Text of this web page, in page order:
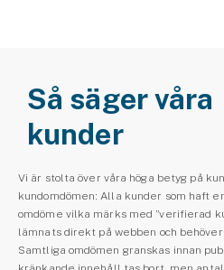
Så säger våra
kunder
Vi är stolta över våra höga betyg på
kundomdömen: Alla kunder som haft
omdöme vilka märks med ”verifierad
lämnats direkt på webben och
Samtliga omdömen granskas innan